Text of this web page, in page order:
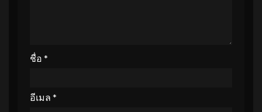
ชื่อ *
อีเมล *